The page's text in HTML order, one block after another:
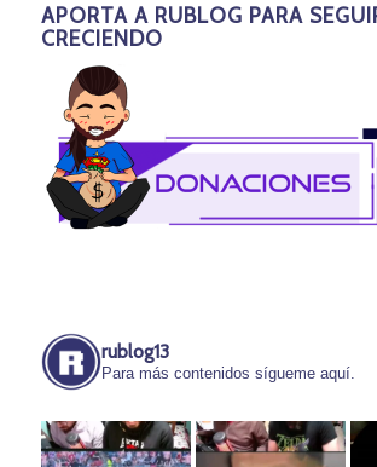
APORTA A RUBLOG PARA
CRECIENDO
rublog13
Para más contenidos sígueme aquí.